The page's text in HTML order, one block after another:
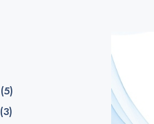
(5)
(3)